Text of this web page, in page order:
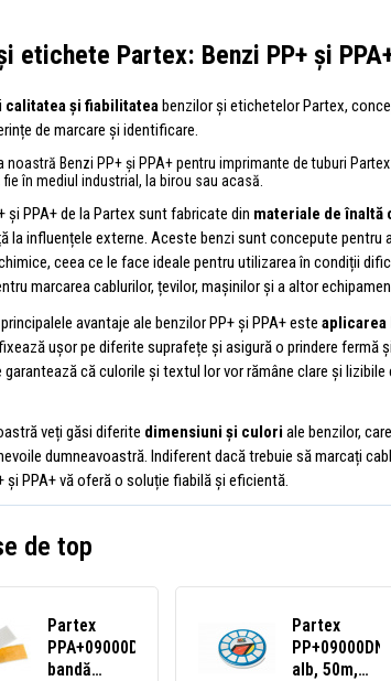
etichete Partex: Benzi PP+ și
calitatea și fiabilitatea benzilor și etichetelor Partex,
de marcare și identificare.
noastră Benzi PP+ și PPA+ pentru imprimante de tuburi
în mediul industrial, la birou sau acasă.
și PPA+ de la Partex sunt fabricate din materiale de înaltă
la influențele externe. Aceste benzi sunt concepute
ceea ce le face ideale pentru utilizarea în condiții
marcarea cablurilor, țevilor, mașinilor și a altor
avantaje ale benzilor PP+ și PPA+ este aplicarea
ușor pe diferite suprafețe și asigură o prindere fermă
garantează că culorile și textul lor vor rămâne clare și
veți găsi diferite dimensiuni și culori ale benzilor,
dumneavoastră. Indiferent dacă trebuie să marcați
și PPA+ vă oferă o soluție fiabilă și eficientă.
de top
Partex
PPA+09000DN9,
bandă
Partex
PP+09000DN9,
alb, 50m,